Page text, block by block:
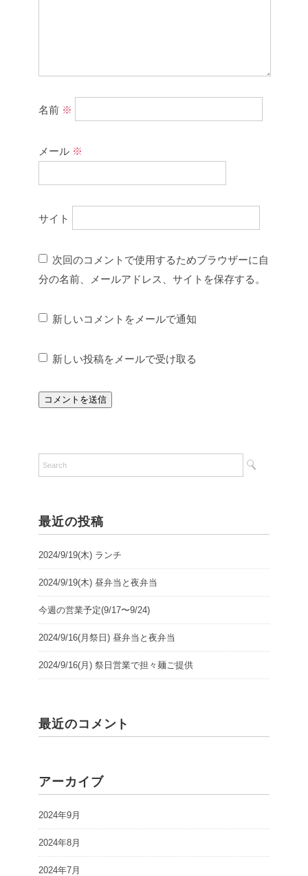
名前 ※
メール ※
サイト
次回のコメントで使用するためブラウザーに自
分の名前、メールアドレス、サイトを保存する。
新しいコメントをメールで通知
新しい投稿をメールで受け取る
最近の投稿
2024/9/19(木) ランチ
2024/9/19(木) 昼弁当と夜弁当
今週の営業予定(9/17〜9/24)
2024/9/16(月祭日) 昼弁当と夜弁当
2024/9/16(月) 祭日営業で担々麺ご提供
最近のコメント
アーカイブ
2024年9月
2024年8月
2024年7月